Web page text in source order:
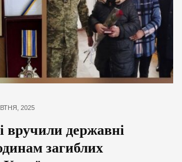
2025
державні
загиблих